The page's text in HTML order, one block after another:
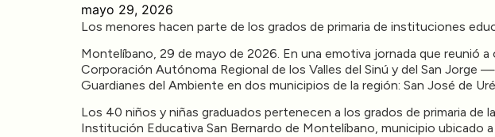
mayo 29, 2026
Los menores hacen parte de los grados de primaria de instituciones
Montelíbano, 29 de mayo de 2026. En una emotiva jornada que reunió
Corporación Autónoma Regional de los Valles del Sinú y del San
Guardianes del Ambiente en dos municipios de la región: San José de
Los 40 niños y niñas graduados pertenecen a los grados de primaria
Institución Educativa San Bernardo de Montelíbano, municipio ubicado